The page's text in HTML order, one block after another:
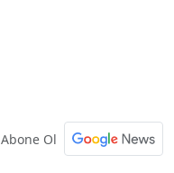
Abone Ol